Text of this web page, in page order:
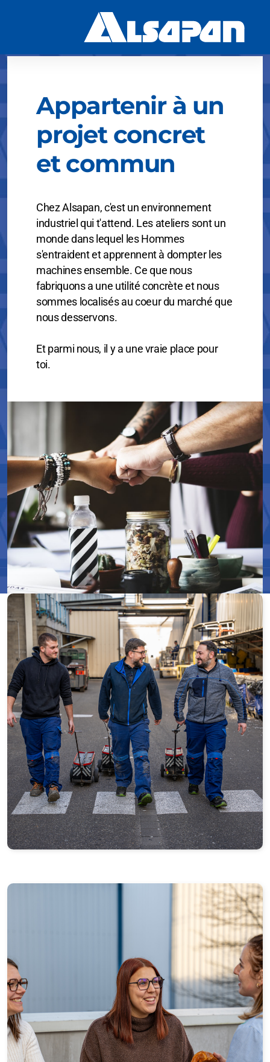
Appartenir à un
projet concret
et commun
Chez Alsapan, c'est un environnement
industriel qui t'attend. Les ateliers sont un
monde dans lequel les Hommes
s'entraident et apprennent à dompter les
machines ensemble. Ce que nous
fabriquons a une utilité concrète et nous
sommes localisés au coeur du marché que
nous desservons.
Et parmi nous, il y a une vraie place pour
toi.
Valeurs et RSE
Plans de travail
Pourquoi nous rejoindre ?
Offres d'emplois